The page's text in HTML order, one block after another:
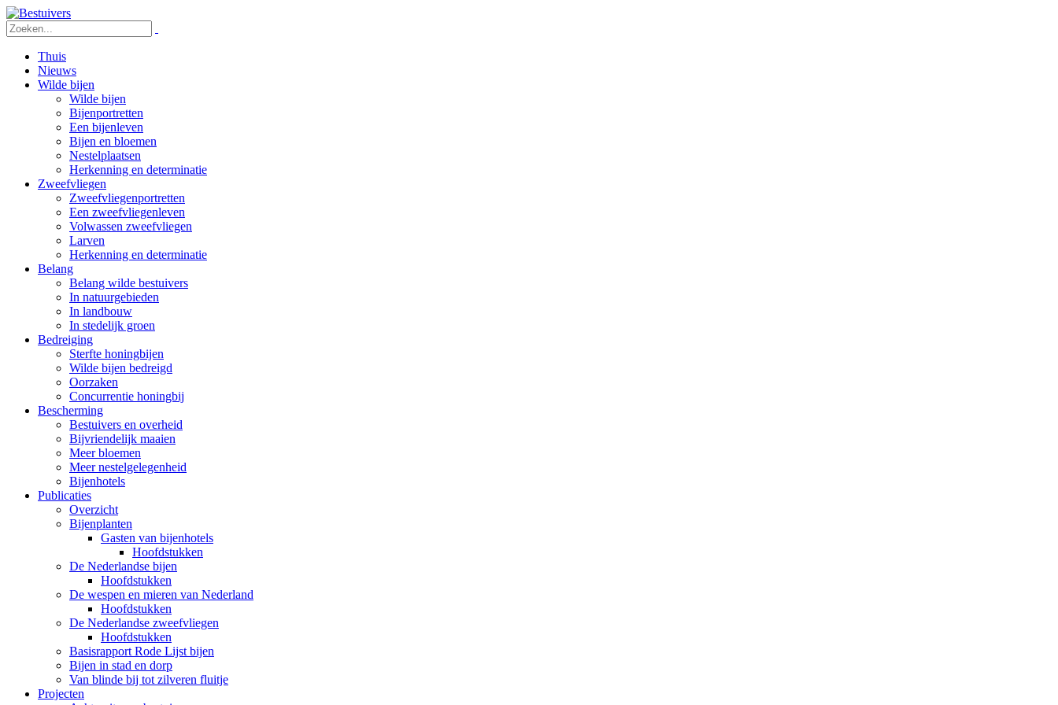
Thuis
Nieuws
Wilde bijen
Wilde bijen
Bijenportretten
Een bijenleven
Bijen en bloemen
Nestelplaatsen
Herkenning en determinatie
Zweefvliegen
Zweefvliegenportretten
Een zweefvliegenleven
Volwassen zweefvliegen
Larven
Herkenning en determinatie
Belang
Belang wilde bestuivers
In natuurgebieden
In landbouw
In stedelijk groen
Bedreiging
Sterfte honingbijen
Wilde bijen bedreigd
Oorzaken
Concurrentie honingbij
Bescherming
Bestuivers en overheid
Bijvriendelijk maaien
Meer bloemen
Meer nestelgelegenheid
Bijenhotels
Publicaties
Overzicht
Bijenplanten
Gasten van bijenhotels
Hoofdstukken
De Nederlandse bijen
Hoofdstukken
De wespen en mieren van Nederland
Hoofdstukken
De Nederlandse zweefvliegen
Hoofdstukken
Basisrapport Rode Lijst bijen
Bijen in stad en dorp
Van blinde bij tot zilveren fluitje
Projecten